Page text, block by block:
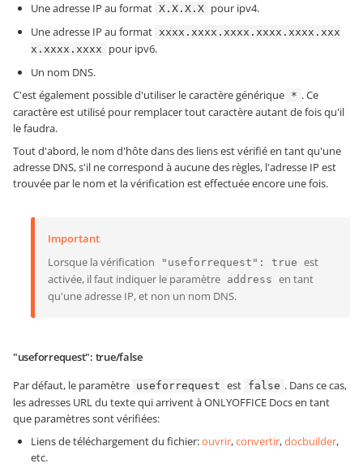
Une adresse IP au format X.X.X.X pour ipv4.
Une adresse IP au format xxxx.xxxx.xxxx.xxxx.xxxx.xxx
x.xxxx.xxxx
pour ipv6.
Un nom DNS.
C'est également possible d'utiliser le caractère générique * . Ce
caractère est utilisé pour remplacer tout caractère autant de fois qu'il
le faudra.
Tout d'abord, le nom d'hôte dans des liens est vérifié en tant qu'une
adresse DNS, s'il ne correspond à aucune des règles, l'adresse IP est
trouvée par le nom et la vérification est effectuée encore une fois.
Important
Lorsque la vérification
"useforrequest": true est
activée, il faut indiquer le paramètre address en tant
qu'une adresse IP, et non un nom DNS.
"useforrequest": true/false
Par défaut, le paramètre useforrequest est false . Dans ce cas,
les adresses URL du texte qui arrivent à ONLYOFFICE Docs en tant
que paramètres sont vérifiées:
Liens de téléchargement du fichier:ouvrir,convertir,docbuilder,
etc.